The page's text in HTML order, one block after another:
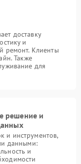
доставку
и
ремонт. Клиенты
Также
для
решение и
и инструментов,
данными:
и